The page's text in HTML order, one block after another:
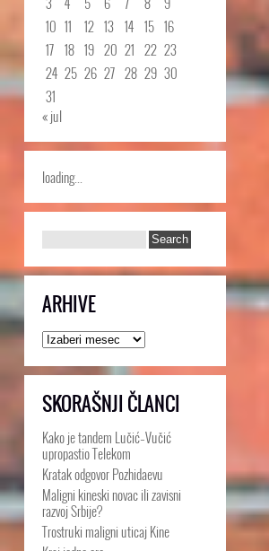
10 11 12 13 14 15 16
17 18 19 20 21 22 23
24 25 26 27 28 29 30
31
« jul
loading...
ARHIVE
Arhive
SKORAŠNJI ČLANCI
Kako je tandem Lučić–Vučić
upropastio Telekom
Kratak odgovor Pozhidaevu
Maligni kineski novac ili zavisni
razvoj Srbije?
Trostruki maligni uticaj Kine